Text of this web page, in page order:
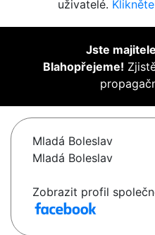
uživatelé.
Jste
Blahopřejeme!
Mladá Boleslav
Mladá Boleslav
Zobrazit profil